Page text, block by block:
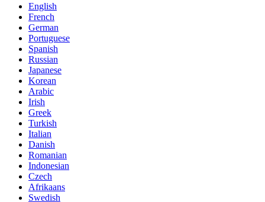
English
French
German
Portuguese
Spanish
Russian
Japanese
Korean
Arabic
Irish
Greek
Turkish
Italian
Danish
Romanian
Indonesian
Czech
Afrikaans
Swedish